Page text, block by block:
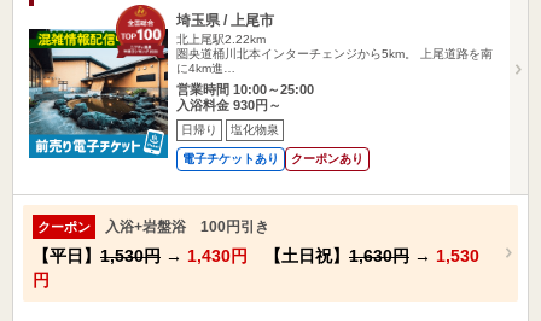
埼玉県 / 上尾市
北上尾駅2.22km
圏央道桶川北本インターチェンジから5km。 上尾道路を南
に4km進…
営業時間 10:00～25:00
入浴料金 930円～
日帰り 塩化物泉
電子チケットあり クーポンあり
クーポン 入浴+岩盤浴 100円引き
【平日】 1,530円 → 1,430円 【土日祝】 1,630円 → 1,530
円